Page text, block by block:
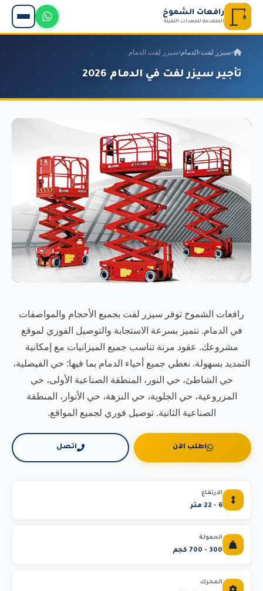
رافعات الشموخ
المتقدمة للمعدات الثقيلة
›سيزر لفت› الدمام›سيزر لفت الدمام
تأجير سيزر لفت في الدمام 2026
رافعات الشموخ توفر سيزر لفت بجميع الأحجام والمواصفات
في الدمام. نتميز بسرعة الاستجابة والتوصيل الفوري لموقع
مشروعك. عقود مرنة تناسب جميع الميزانيات مع إمكانية
التمديد بسهولة. نغطي جميع أحياء الدمام بما فيها: حي الفيصلية،
حي الشاطئ، حي النور، المنطقة الصناعية الأولى، حي
المزروعية، حي الجلوية، حي النزهة، حي الأنوار، المنطقة
الصناعية الثانية. توصيل فوري لجميع المواقع.
اطلب الآن اتصل
الارتفاع
6 - 22 متر
الحمولة
300 - 700 كجم
المحرك